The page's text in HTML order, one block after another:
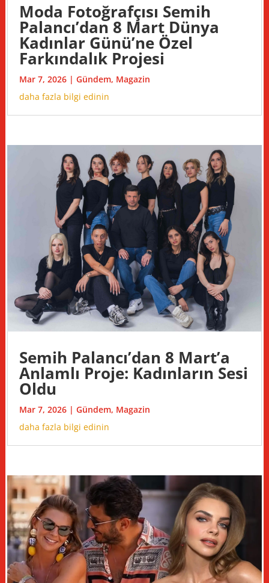
Moda Fotoğrafçısı Semih
Palancı’dan 8 Mart Dünya
Kadınlar Günü’ne Özel
Farkındalık Projesi
Mar 7, 2026 | Gündem, Magazin
daha fazla bilgi edinin
Semih Palancı’dan 8 Mart’a
Anlamlı Proje: Kadınların Sesi
Oldu
Mar 7, 2026 | Gündem, Magazin
daha fazla bilgi edinin